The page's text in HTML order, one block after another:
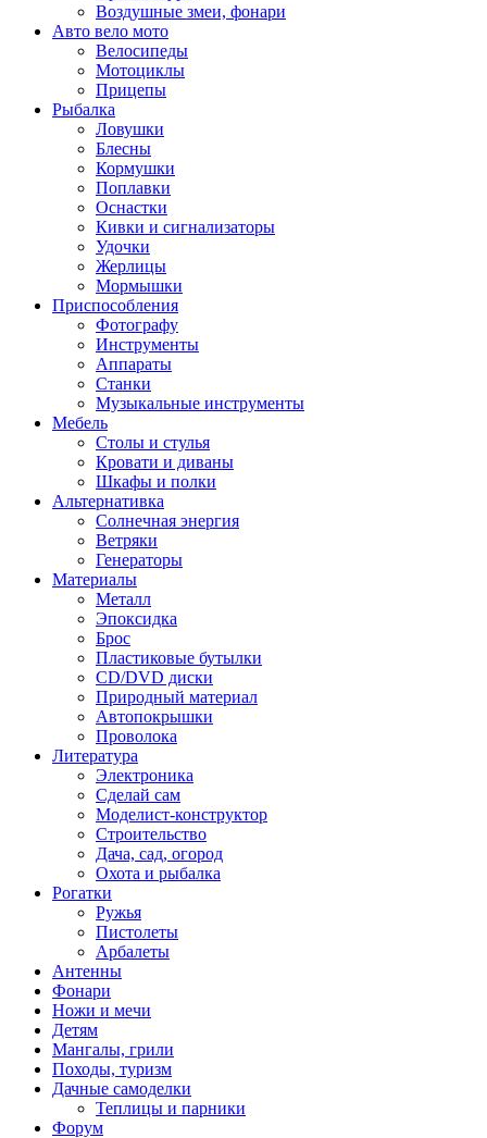
Воздушные змеи, фонари
Авто вело мото
Велосипеды
Мотоциклы
Прицепы
Рыбалка
Ловушки
Блесны
Кормушки
Поплавки
Оснастки
Кивки и сигнализаторы
Удочки
Жерлицы
Мормышки
Приспособления
Фотографу
Инструменты
Аппараты
Станки
Музыкальные инструменты
Мебель
Столы и стулья
Кровати и диваны
Шкафы и полки
Альтернативка
Солнечная энергия
Ветряки
Генераторы
Материалы
Металл
Эпоксидка
Брос
Пластиковые бутылки
CD/DVD диски
Природный материал
Автопокрышки
Проволока
Литература
Электроника
Сделай сам
Моделист-конструктор
Строительство
Дача, сад, огород
Охота и рыбалка
Рогатки
Ружья
Пистолеты
Арбалеты
Антенны
Фонари
Ножи и мечи
Детям
Мангалы, грили
Походы, туризм
Дачные самоделки
Теплицы и парники
Форум